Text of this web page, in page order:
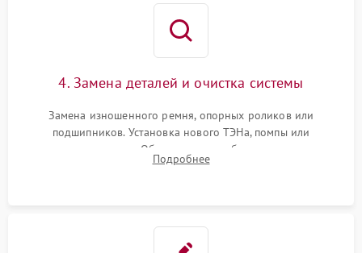
4. Замена деталей и очистка системы
Замена изношенного ремня, опорных роликов или
подшипников. Установка нового ТЭНа, помпы или
термодатчиков. Обязательная глубокая очистка
конденсатора, крыльчатки вентилятора и воздуховодов от
Подробнее